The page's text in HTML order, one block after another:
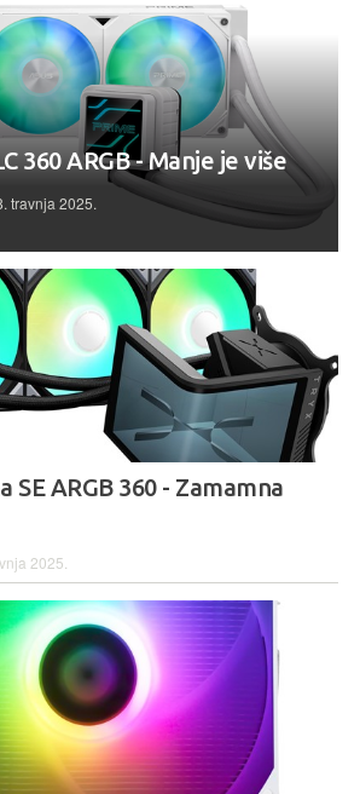
360 ARGB - Manje je više
travnja 2025.
SE ARGB 360 - Zamamna
2025.